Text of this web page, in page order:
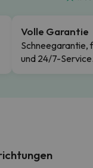
Volle Garantie
Schneegarantie,
und 24/7-Service.